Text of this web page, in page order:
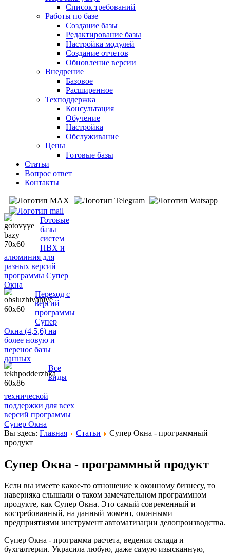
Список требований
Работы по базе
Создание базы
Редактирование базы
Настройка модулей
Создание отчетов
Обновление версии
Внедрение
Базовое
Расширенное
Техподдержка
Консультация
Обучение
Настройка
Обслуживание
Цены
Готовые базы
Статьи
Вопрос ответ
Контакты
Готовые
базы
систем
ПВХ и
алюминия для
разных версий
программы Супер
Окна
Переход с
версий
программы
Супер
Окна (4,5,6) на
более новую и
перенос базы
данных
Все
виды
технической
поддержки для всех
версий программы
Супер Окна
Вы здесь: Главная Статьи
Супер Окна - программный
продукт
Супер Окна - программный продукт
Если вы имеете какое-то отношение к оконному бизнесу, то
наверняка слышали о таком замечательном программном
продукте, как Супер Окна. Это самый современный и
востребованный, на данный момент, оконными
предприятиями инструмент автоматизации делопроизводства.
Супер Окна - программа расчета, ведения склада и
бухгалтерии. Украсила любую, даже самую изысканную,